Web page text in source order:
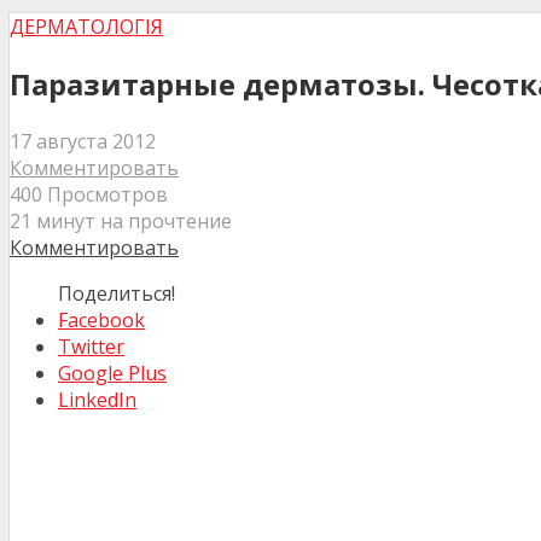
ДЕРМАТОЛОГІЯ
Паразитарные дерматозы.
17 августа 2012
Комментировать
400 Просмотров
21 минут на прочтение
Комментировать
Поделиться!
Facebook
Twitter
Google Plus
LinkedIn